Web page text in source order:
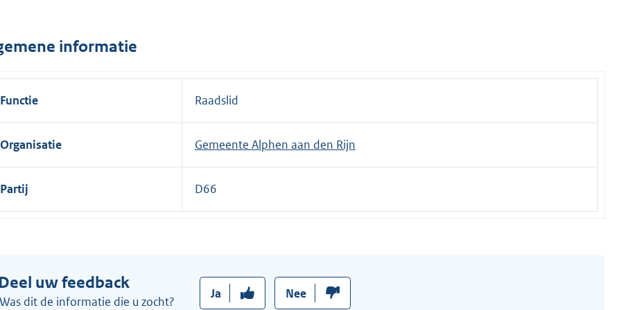
l
n
:
informatie
Functie Raadslid
Organisatie Gemeente Alphen aan den Rijn
Partij D66
uw feedback
Was dit de informatie die u zocht?
Ja Nee